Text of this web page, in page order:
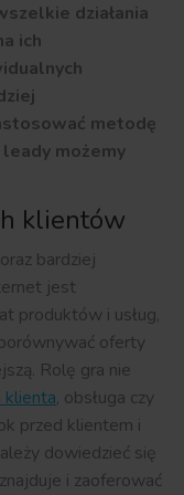
działania
ich
metodę
możemy
klientów
bardziej
jest
produktów i usług,
oferty
Rolę gra nie
klienta, obsługa czy
przed klientem i
dowiedzieć się
i zaoferować